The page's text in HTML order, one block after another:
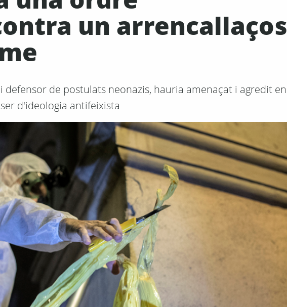
un arrencallaços
de postulats neonazis, hauria amenaçat i agredit en
d'ideologia antifeixista